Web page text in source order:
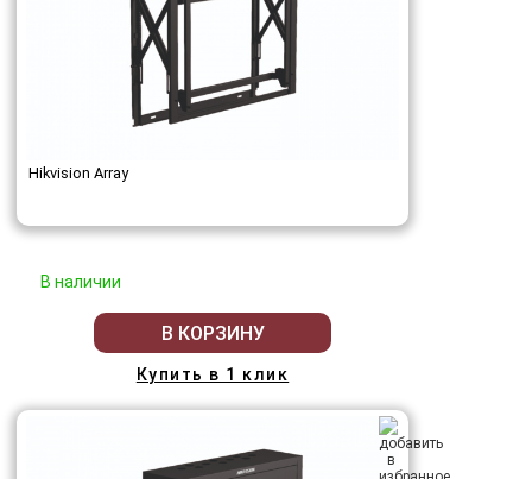
Hikvision Array
В наличии
В КОРЗИНУ
Купить в 1 клик